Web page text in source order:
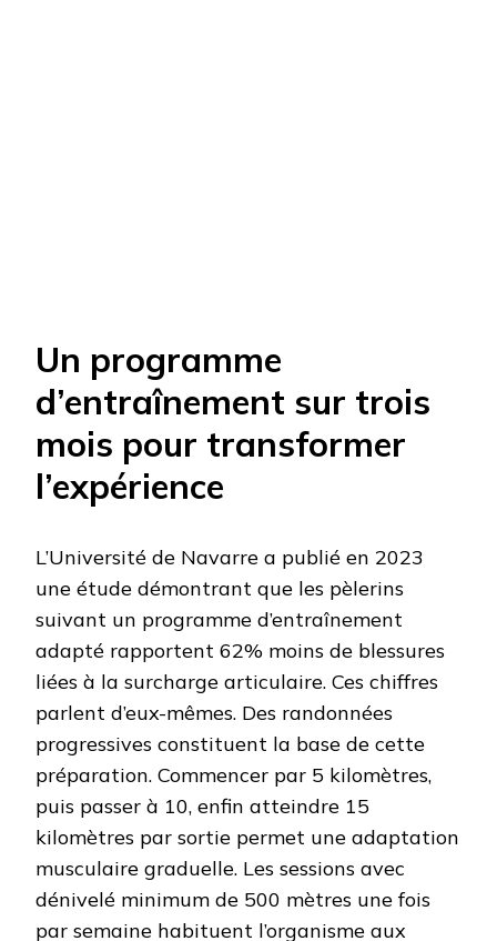
Un programme
d’entraînement sur trois
mois pour transformer
l’expérience
L’Université de Navarre a publié en 2023
une étude démontrant que les pèlerins
suivant un programme d’entraînement
adapté rapportent 62% moins de blessures
liées à la surcharge articulaire. Ces chiffres
parlent d’eux-mêmes. Des randonnées
progressives constituent la base de cette
préparation. Commencer par 5 kilomètres,
puis passer à 10, enfin atteindre 15
kilomètres par sortie permet une adaptation
musculaire graduelle. Les sessions avec
dénivelé minimum de 500 mètres une fois
par semaine habituent l’organisme aux